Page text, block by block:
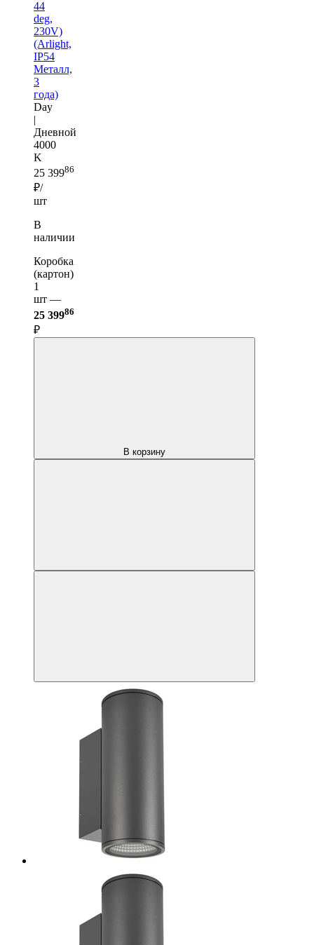
44
deg,
230V)
(Arlight,
IP54
Металл,
3
года)
Day
|
Дневной
4000
K
25 39986
₽/
шт
В
наличии
Коробка
(картон)
1
шт —
25 39986
₽
В корзину